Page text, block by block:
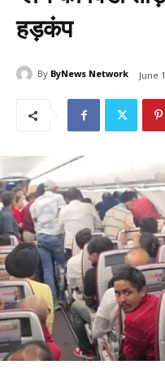
हड़कंप
By ByNews Network June